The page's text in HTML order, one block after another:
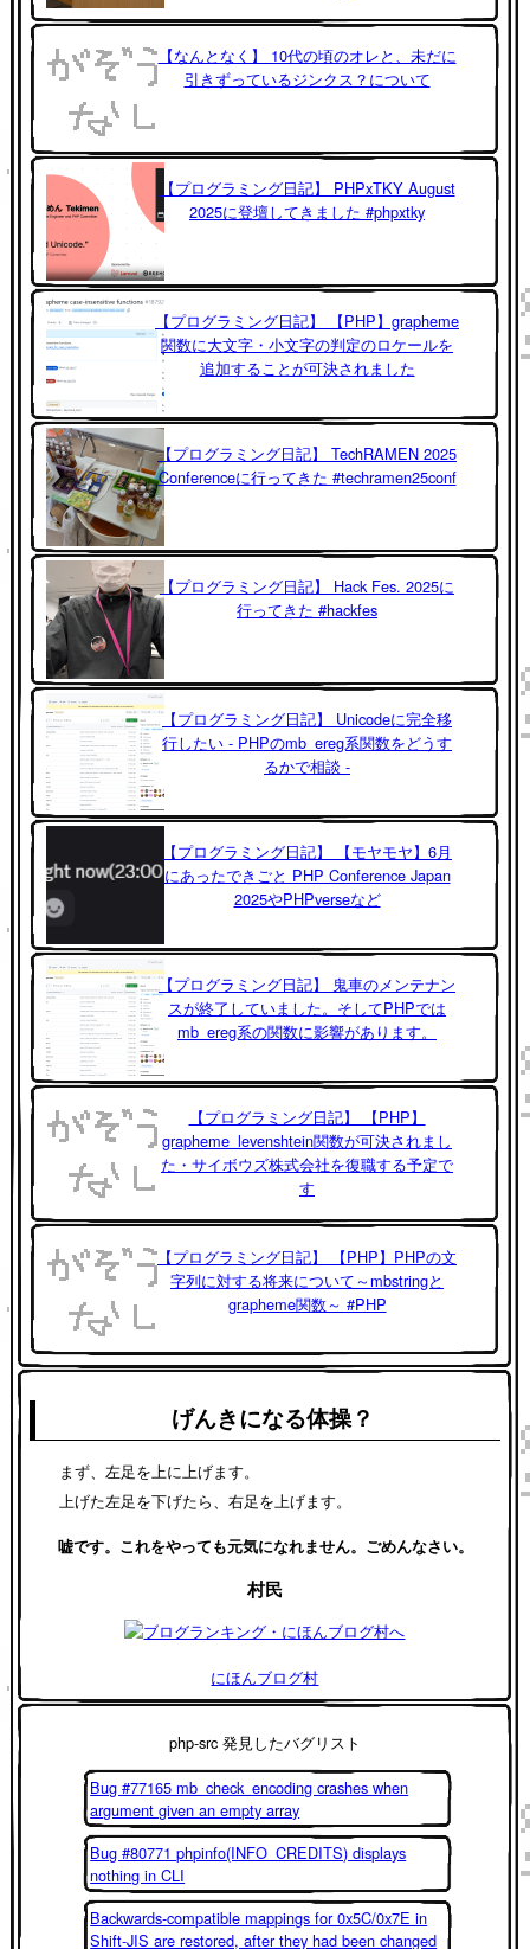
【なんとなく】 10代の頃のオレと、未だに
引きずっているジンクス？について
【プログラミング日記】 PHPxTKY August
2025に登壇してきました #phpxtky
【プログラミング日記】 【PHP】grapheme
関数に大文字・小文字の判定のロケールを
追加することが可決されました
【プログラミング日記】 TechRAMEN 2025
Conferenceに行ってきた #techramen25conf
【プログラミング日記】 Hack Fes. 2025に
行ってきた #hackfes
【プログラミング日記】 Unicodeに完全移
行したい - PHPのmb_ereg系関数をどうす
るかで相談 -
【プログラミング日記】 【モヤモヤ】6月
にあったできごと PHP Conference Japan
2025やPHPverseなど
【プログラミング日記】 鬼車のメンテナン
スが終了していました。そしてPHPでは
mb_ereg系の関数に影響があります。
【プログラミング日記】 【PHP】
grapheme_levenshtein関数が可決されまし
た・サイボウズ株式会社を復職する予定で
す
【プログラミング日記】 【PHP】PHPの文
字列に対する将来について～mbstringと
grapheme関数～ #PHP
げんきになる体操？
まず、左足を上に上げます。
上げた左足を下げたら、右足を上げます。
嘘です。これをやっても元気になれません。ごめんなさい。
村民
にほんブログ村
php-src 発見したバグリスト
Bug #77165 mb_check_encoding crashes when
argument given an empty array
Bug #80771 phpinfo(INFO_CREDITS) displays
nothing in CLI
Backwards-compatible mappings for 0x5C/0x7E in
Shift-JIS are restored, after they had been changed